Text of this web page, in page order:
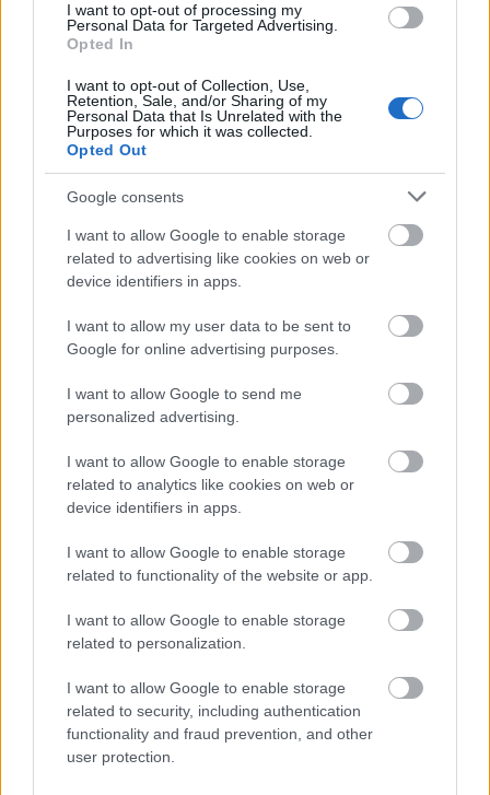
I want to opt-out of processing my
Personal Data for Targeted Advertising.
Opted In
I want to opt-out of Collection, Use,
Retention, Sale, and/or Sharing of my
Personal Data that Is Unrelated with the
Purposes for which it was collected.
Opted Out
Google consents
I want to allow Google to enable storage
related to advertising like cookies on web or
device identifiers in apps.
I want to allow my user data to be sent to
Google for online advertising purposes.
I want to allow Google to send me
personalized advertising.
I want to allow Google to enable storage
related to analytics like cookies on web or
device identifiers in apps.
I want to allow Google to enable storage
related to functionality of the website or app.
I want to allow Google to enable storage
related to personalization.
I want to allow Google to enable storage
related to security, including authentication
functionality and fraud prevention, and other
user protection.
Ο Φωκίων Ζαΐμης με τον Μητροπολίτη Φώτιο της
Αφρικής ΒΙΝΤΕΟ
σε 2 λεπτά πριν το ταξίδι